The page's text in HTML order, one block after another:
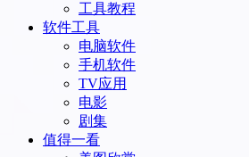
工具教程
软件工具
电脑软件
手机软件
TV应用
电影
剧集
值得一看